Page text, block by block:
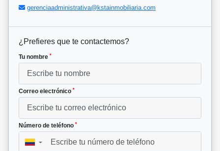
gerenciaadministrativa@kstainmobiliaria.com
¿Prefieres que te contactemos?
Tu nombre *
Correo electrónico *
Número de teléfono *
▼